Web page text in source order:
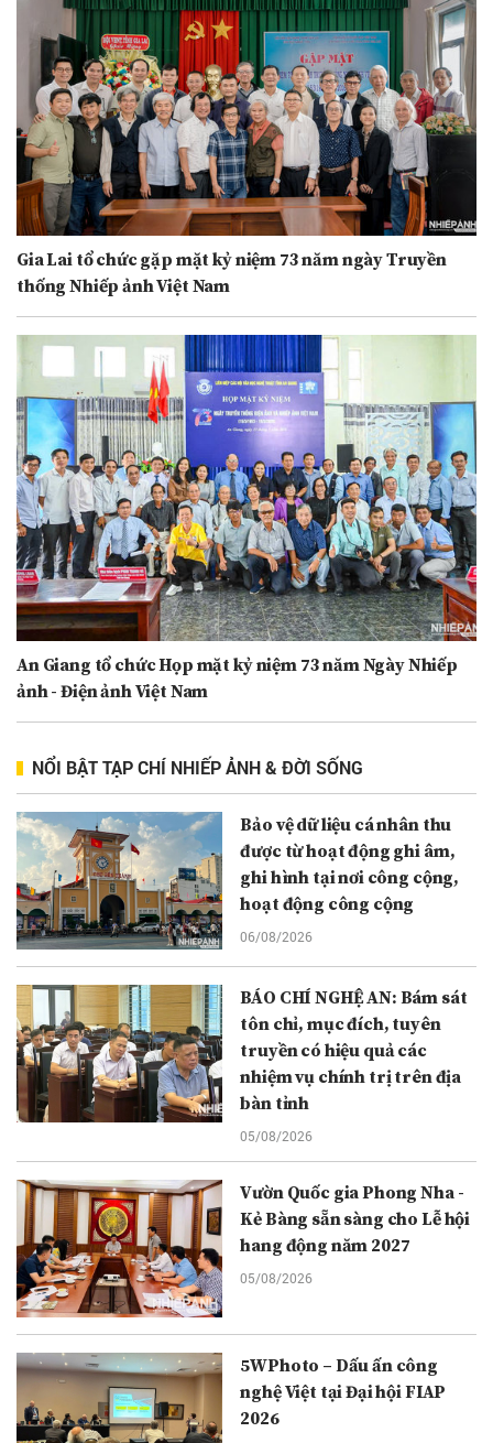
Gia Lai tổ chức gặp mặt kỷ niệm 73 năm ngày Truyền
thống Nhiếp ảnh Việt Nam
An Giang tổ chức Họp mặt kỷ niệm 73 năm Ngày Nhiếp
ảnh - Điện ảnh Việt Nam
NỔI BẬT TẠP CHÍ NHIẾP ẢNH & ĐỜI SỐNG
Bảo vệ dữ liệu cá nhân thu
được từ hoạt động ghi âm,
ghi hình tại nơi công cộng,
hoạt động công cộng
06/08/2026
BÁO CHÍ NGHỆ AN: Bám sát
tôn chỉ, mục đích, tuyên
truyền có hiệu quả các
nhiệm vụ chính trị trên địa
bàn tỉnh
05/08/2026
Vườn Quốc gia Phong Nha -
Kẻ Bàng sẵn sàng cho Lễ hội
hang động năm 2027
05/08/2026
5WPhoto – Dấu ấn công
nghệ Việt tại Đại hội FIAP
2026